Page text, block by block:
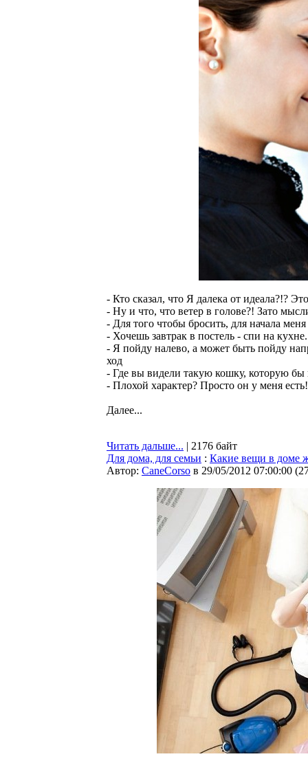
- Кто сказал, что Я далека от идеала?!?
- Ну и что, что ветер в голове?! Зато
- Для того чтобы бросить, для начала меня
- Хочешь завтрак в постель - спи на кухне.
- Я пойду налево, а может быть пойду
ход
- Где вы видели такую кошку, которую
- Плохой характер? Просто он у меня есть!
Далее...
Читать дальше... | 2176 байт
Для дома, для семьи : Какие вещи в доме
Автор: CaneCorso в 29/05/2012 07:00:00 (